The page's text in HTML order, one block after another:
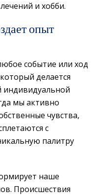
и хобби.
опыт
событие или ход
делается
мы активно
чувства,
с
палитру
наше
Происшествия